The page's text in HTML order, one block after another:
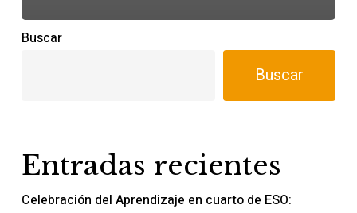
Buscar
Buscar
Entradas recientes
Celebración del Aprendizaje en cuarto de ESO: